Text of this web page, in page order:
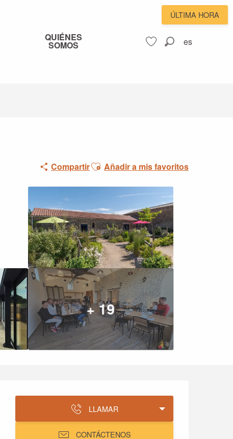
es
ÚLTIMA HORA
QUIÉNES
SOMOS
CompartirAjouter aux favoris
Añadir a mis favoritos
+ 19
Horarios y datos de
LLAMAR
CONTÁCTENOS